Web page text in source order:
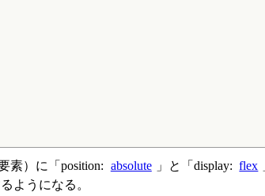
素）に「position: absolute 」と「display: flex
ようになる。